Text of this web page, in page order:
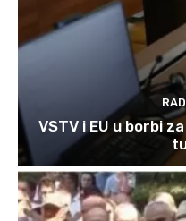
VSTV i EU u borbi